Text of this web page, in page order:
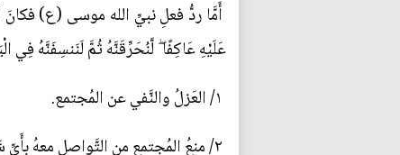
أَمَّا ردُّ فعلِ نبيِّ الله موسى (ع)
عَلَيْهِ عَاكِفًا ۖ لَّنُحَرِّقَنَّهُ ثُمَّ لَنَنسِفَنَّهُ فِي